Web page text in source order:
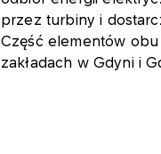
przez turbiny i
Część elementów obu
zakładach w Gdyni i